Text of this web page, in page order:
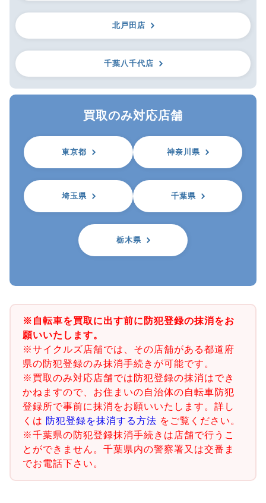
北戸田店
千葉八千代店
買取のみ対応店舗
東京都 神奈川県
埼玉県 千葉県
栃木県
※自転車を買取に出す前に防犯登録の抹消をお
願いいたします。
※サイクルズ店舗では、その店舗がある都道府
県の防犯登録のみ抹消手続きが可能です。
※買取のみ対応店舗では防犯登録の抹消はでき
かねますので、お住まいの自治体の自転車防犯
登録所で事前に抹消をお願いいたします。詳し
くは 防犯登録を抹消する方法 をご覧ください。
※千葉県の防犯登録抹消手続きは店舗で行うこ
とができません。千葉県内の警察署又は交番ま
でお電話下さい。